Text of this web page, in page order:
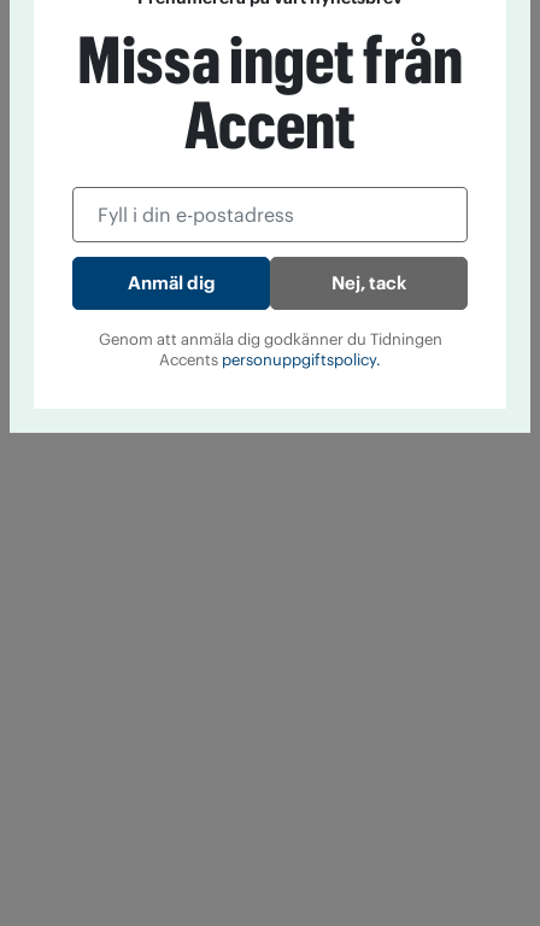
Missa inget från
Accent
Nej, tack
Genom att anmäla dig godkänner du Tidningen
Accents personuppgiftspolicy.